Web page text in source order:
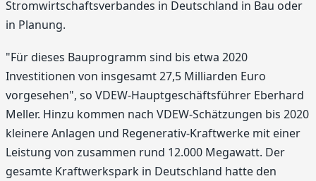
Stromwirtschaftsverbandes in Deutschland in Bau oder
in Planung.
"Für dieses Bauprogramm sind bis etwa 2020
Investitionen von insgesamt 27,5 Milliarden Euro
vorgesehen", so VDEW-Hauptgeschäftsführer Eberhard
Meller. Hinzu kommen nach VDEW-Schätzungen bis 2020
kleinere Anlagen und Regenerativ-Kraftwerke mit einer
Leistung von zusammen rund 12.000 Megawatt. Der
gesamte Kraftwerkspark in Deutschland hatte den